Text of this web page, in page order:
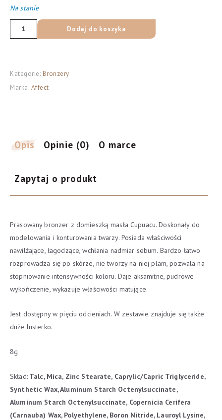
Na stanie
ilość
AFFECT
twarzy
Glamour
Excitement
8g
Dodaj do koszyka
Kategorie: Bronzery
Marka: Affect
Opis Opinie (0) O marce
Zapytaj o produkt
Prasowany bronzer z domieszką masła Cupuacu. Doskonały do
modelowania i konturowania twarzy. Posiada właściwości
nawilżające, łagodzące, wchłania nadmiar sebum. Bardzo łatwo
rozprowadza się po skórze, nie tworzy na niej plam, pozwala na
stopniowanie intensywności koloru. Daje aksamitne, pudrowe
wykończenie, wykazuje właściwości matujące.
Jest dostępny w pięciu odcieniach. W zestawie znajduje się także
duże lusterko.
8g
Skład:Talc, Mica, Zinc Stearate, Caprylic/Capric Triglyceride,
Synthetic Wax, Aluminum Starch Octenylsuccinate,
Aluminum Starch Octenylsuccinate, Copernicia Cerifera
(Carnauba) Wax, Polyethylene, Boron Nitride, Lauroyl Lysine,